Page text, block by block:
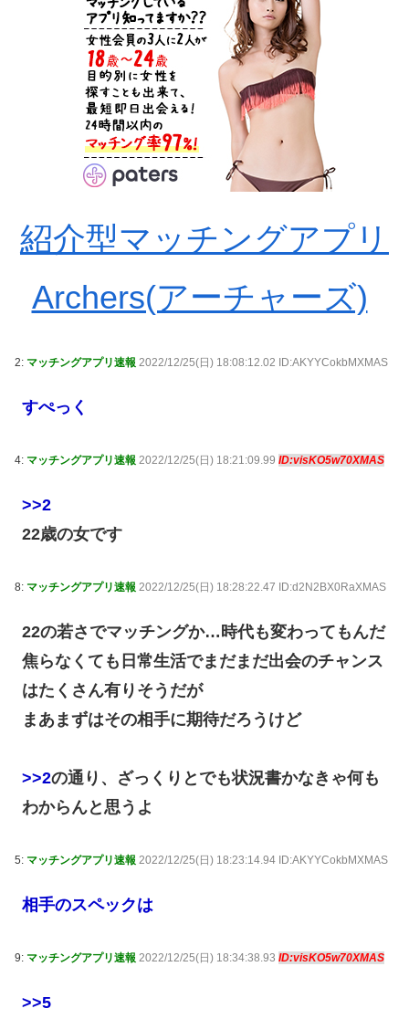
紹介型マッチングアプリ
Archers(アーチャーズ)
2: マッチングアプリ速報 2022/12/25(日) 18:08:12.02 ID:AKYYCokbMXMAS
すぺっく
4: マッチングアプリ速報 2022/12/25(日) 18:21:09.99 ID:visKO5w70XMAS
>>2
22歳の女です
8: マッチングアプリ速報 2022/12/25(日) 18:28:22.47 ID:d2N2BX0RaXMAS
22の若さでマッチングか…時代も変わってもんだ
焦らなくても日常生活でまだまだ出会のチャンス
はたくさん有りそうだが
まあまずはその相手に期待だろうけど
>>2の通り、ざっくりとでも状況書かなきゃ何も
わからんと思うよ
5: マッチングアプリ速報 2022/12/25(日) 18:23:14.94 ID:AKYYCokbMXMAS
相手のスペックは
9: マッチングアプリ速報 2022/12/25(日) 18:34:38.93 ID:visKO5w70XMAS
>>5